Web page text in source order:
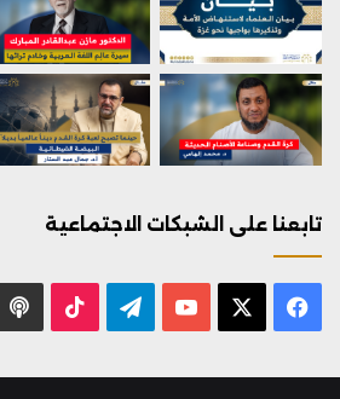
تابعنا على الشبكات الاجتماعية
فيسبوك يوتيوب تيلقرام ‫TikTok